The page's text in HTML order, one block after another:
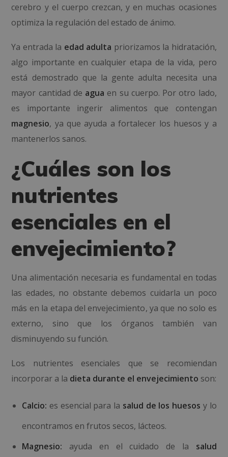
cerebro y el cuerpo crezcan, y en muchas ocasiones
optimiza la regulación del estado de ánimo.
Ya entrada la edad adulta priorizamos la hidratación,
algo importante en cualquier etapa de la vida, pero
está demostrado que la gente adulta necesita una
mayor cantidad de agua en su cuerpo. Por otro lado,
es importante ingerir alimentos que contengan
magnesio, ya que ayuda a fortalecer los huesos y a
mantenerlos sanos.
¿Cuáles son los
nutrientes
esenciales en el
envejecimiento?
Una alimentación necesaria es fundamental en todas
las edades, no obstante debemos cuidarla un poco
más en la etapa del envejecimiento, ya que no solo es
externo, sino que los órganos también van
disminuyendo su función.
Los nutrientes esenciales que se recomiendan
incorporar a la dieta durante el envejecimiento son:
Calcio: es esencial para la salud de los huesos y lo
encontramos en frutos secos, lácteos.
Magnesio: ayuda en el cuidado de la salud